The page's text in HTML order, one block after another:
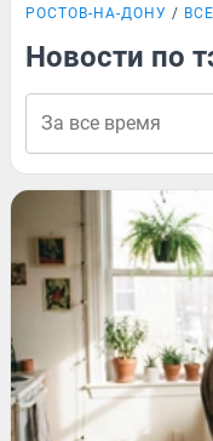
РОСТОВ-НА-ДОНУ
Новости по